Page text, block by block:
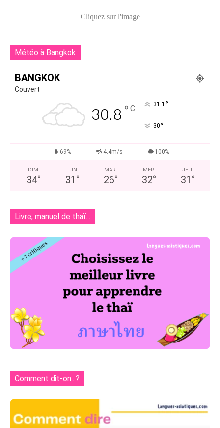
Cliquez sur l'image
Météo à Bangkok
BANGKOK
Couvert
30.8 ° C 31.1 °
30 °
69% 4.4m/s 100%
DIM
34°
LUN
31 °
MAR
26°
MER
32°
JEU
31 °
Livre, manuel de thaï...
Comment dit-on...?